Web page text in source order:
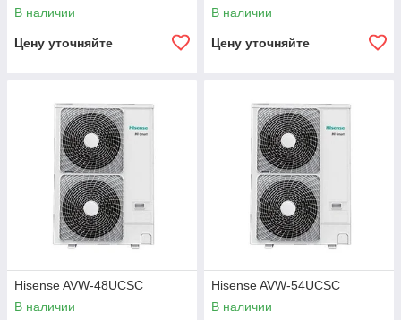
В наличии
Цену уточняйте
В наличии
Цену уточняйте
Hisense AVW-48UCSC
В наличии
Hisense AVW-54UCSC
В наличии